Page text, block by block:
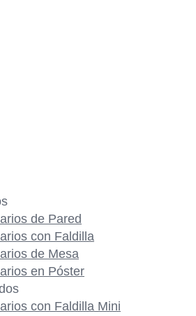
de Pared
con Faldilla
de Mesa
en Póster
con Faldilla Mini